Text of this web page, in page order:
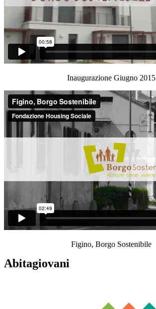
Inaugurazione Giugno 2015
Figino, Borgo Sostenibile
Abitagiovani